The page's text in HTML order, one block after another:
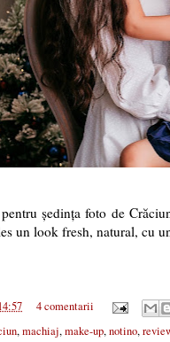
ședința foto de
un look fresh, natural, cu
4 comentarii
,machiaj,make-up,notino,